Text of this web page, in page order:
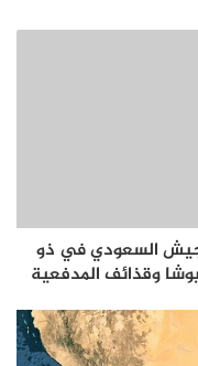
السعودي في ذو
وقذائف المدفعية